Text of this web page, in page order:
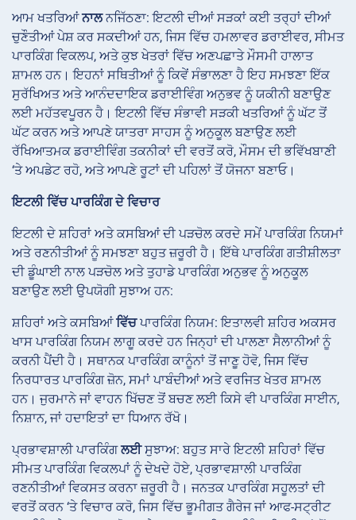
ਆਮ ਖਤਰਿਆਂਨਾਲਨਜਿੱਠਣਾ: ਇਟਲੀ ਦੀਆਂ ਸੜਕਾਂ ਕਈ ਤਰ੍ਹਾਂ ਦੀਆਂ
ਚੁਣੌਤੀਆਂ ਪੇਸ਼ ਕਰ ਸਕਦੀਆਂ ਹਨ, ਜਿਸ ਵਿੱਚ ਹਮਲਾਵਰ ਡਰਾਈਵਰ, ਸੀਮਤ
ਪਾਰਕਿੰਗ ਵਿਕਲਪ, ਅਤੇ ਕੁਝ ਖੇਤਰਾਂ ਵਿੱਚ ਅਣਪਛਾਤੇ ਮੌਸਮੀ ਹਾਲਾਤ
ਸ਼ਾਮਲ ਹਨ। ਇਹਨਾਂ ਸਥਿਤੀਆਂ ਨੂੰ ਕਿਵੇਂ ਸੰਭਾਲਣਾ ਹੈ ਇਹ ਸਮਝਣਾ ਇੱਕ
ਸੁਰੱਖਿਅਤ ਅਤੇ ਆਨੰਦਦਾਇਕ ਡਰਾਈਵਿੰਗ ਅਨੁਭਵ ਨੂੰ ਯਕੀਨੀ ਬਣਾਉਣ
ਲਈ ਮਹੱਤਵਪੂਰਨ ਹੈ। ਇਟਲੀ ਵਿੱਚ ਸੰਭਾਵੀ ਸੜਕੀ ਖਤਰਿਆਂ ਨੂੰ ਘੱਟ ਤੋਂ
ਘੱਟ ਕਰਨ ਅਤੇ ਆਪਣੇ ਯਾਤਰਾ ਸਾਹਸ ਨੂੰ ਅਨੁਕੂਲ ਬਣਾਉਣ ਲਈ
ਰੱਖਿਆਤਮਕ ਡਰਾਈਵਿੰਗ ਤਕਨੀਕਾਂ ਦੀ ਵਰਤੋਂ ਕਰੋ, ਮੌਸਮ ਦੀ ਭਵਿੱਖਬਾਣੀ
‘ਤੇ ਅਪਡੇਟ ਰਹੋ, ਅਤੇ ਆਪਣੇ ਰੂਟਾਂ ਦੀ ਪਹਿਲਾਂ ਤੋਂ ਯੋਜਨਾ ਬਣਾਓ।
ਇਟਲੀ ਵਿੱਚ ਪਾਰਕਿੰਗ ਦੇ ਵਿਚਾਰ
ਇਟਲੀ ਦੇ ਸ਼ਹਿਰਾਂ ਅਤੇ ਕਸਬਿਆਂ ਦੀ ਪੜਚੋਲ ਕਰਦੇ ਸਮੇਂ ਪਾਰਕਿੰਗ ਨਿਯਮਾਂ
ਅਤੇ ਰਣਨੀਤੀਆਂ ਨੂੰ ਸਮਝਣਾ ਬਹੁਤ ਜ਼ਰੂਰੀ ਹੈ। ਇੱਥੇ ਪਾਰਕਿੰਗ ਗਤੀਸ਼ੀਲਤਾ
ਦੀ ਡੂੰਘਾਈ ਨਾਲ ਪੜਚੋਲ ਅਤੇ ਤੁਹਾਡੇ ਪਾਰਕਿੰਗ ਅਨੁਭਵ ਨੂੰ ਅਨੁਕੂਲ
ਬਣਾਉਣ ਲਈ ਉਪਯੋਗੀ ਸੁਝਾਅ ਹਨ:
ਸ਼ਹਿਰਾਂ ਅਤੇ ਕਸਬਿਆਂਵਿੱਚਪਾਰਕਿੰਗ ਨਿਯਮ: ਇਤਾਲਵੀ ਸ਼ਹਿਰ ਅਕਸਰ
ਖਾਸ ਪਾਰਕਿੰਗ ਨਿਯਮ ਲਾਗੂ ਕਰਦੇ ਹਨ ਜਿਨ੍ਹਾਂ ਦੀ ਪਾਲਣਾ ਸੈਲਾਨੀਆਂ ਨੂੰ
ਕਰਨੀ ਪੈਂਦੀ ਹੈ। ਸਥਾਨਕ ਪਾਰਕਿੰਗ ਕਾਨੂੰਨਾਂ ਤੋਂ ਜਾਣੂ ਹੋਵੋ, ਜਿਸ ਵਿੱਚ
ਨਿਰਧਾਰਤ ਪਾਰਕਿੰਗ ਜ਼ੋਨ, ਸਮਾਂ ਪਾਬੰਦੀਆਂ ਅਤੇ ਵਰਜਿਤ ਖੇਤਰ ਸ਼ਾਮਲ
ਹਨ। ਜੁਰਮਾਨੇ ਜਾਂ ਵਾਹਨ ਖਿੱਚਣ ਤੋਂ ਬਚਣ ਲਈ ਕਿਸੇ ਵੀ ਪਾਰਕਿੰਗ ਸਾਈਨ,
ਨਿਸ਼ਾਨ, ਜਾਂ ਹਦਾਇਤਾਂ ਦਾ ਧਿਆਨ ਰੱਖੋ।
ਪ੍ਰਭਾਵਸ਼ਾਲੀ ਪਾਰਕਿੰਗਲਈਸੁਝਾਅ: ਬਹੁਤ ਸਾਰੇ ਇਟਲੀ ਸ਼ਹਿਰਾਂ ਵਿੱਚ
ਸੀਮਤ ਪਾਰਕਿੰਗ ਵਿਕਲਪਾਂ ਨੂੰ ਦੇਖਦੇ ਹੋਏ, ਪ੍ਰਭਾਵਸ਼ਾਲੀ ਪਾਰਕਿੰਗ
ਰਣਨੀਤੀਆਂ ਵਿਕਸਤ ਕਰਨਾ ਜ਼ਰੂਰੀ ਹੈ। ਜਨਤਕ ਪਾਰਕਿੰਗ ਸਹੂਲਤਾਂ ਦੀ
ਵਰਤੋਂ ਕਰਨ ‘ਤੇ ਵਿਚਾਰ ਕਰੋ, ਜਿਸ ਵਿੱਚ ਭੂਮੀਗਤ ਗੈਰੇਜ ਜਾਂ ਆਫ-ਸਟ੍ਰੀਟ